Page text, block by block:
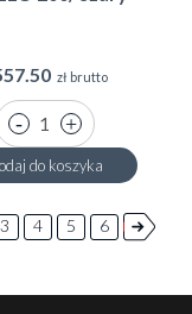
zł brutto
do koszyka
3 4 5 6